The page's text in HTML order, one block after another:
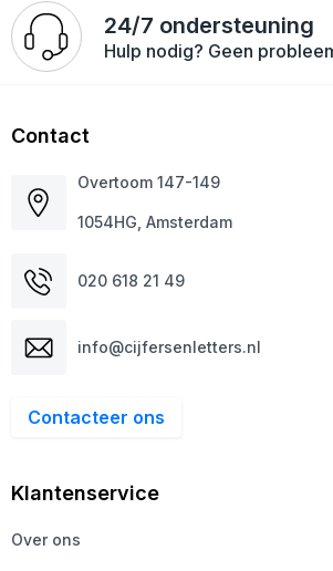
24/7 ondersteuning
Hulp nodig? Geen
Contact
Overtoom 147-149
1054HG, Amsterdam
020 618 21 49
info@cijfersenletters.nl
Contacteer ons
Klantenservice
Over ons